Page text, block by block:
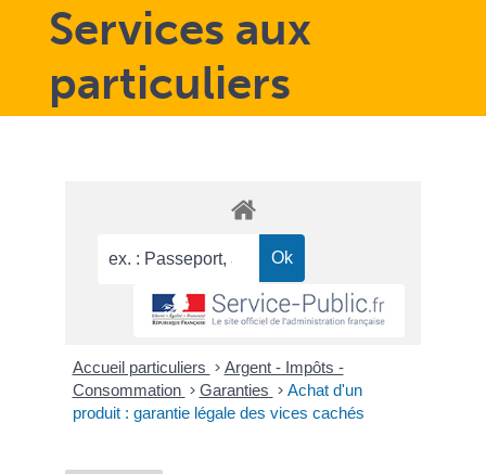
Services aux
particuliers
Accueil particuliers > Argent - Impôts -
Consommation > Garanties > Achat d'un
produit : garantie légale des vices cachés